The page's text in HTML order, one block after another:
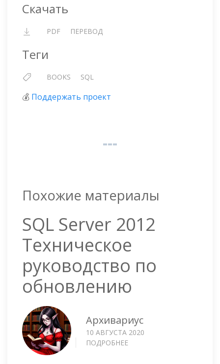
Скачать
PDF ПЕРЕВОД
Теги
BOOKS SQL
💰 Поддержать проект
Похожие материалы
SQL Server 2012
Техническое
руководство по
обновлению
Архивариус
10 АВГУСТА 2020
ПОДРОБНЕЕ